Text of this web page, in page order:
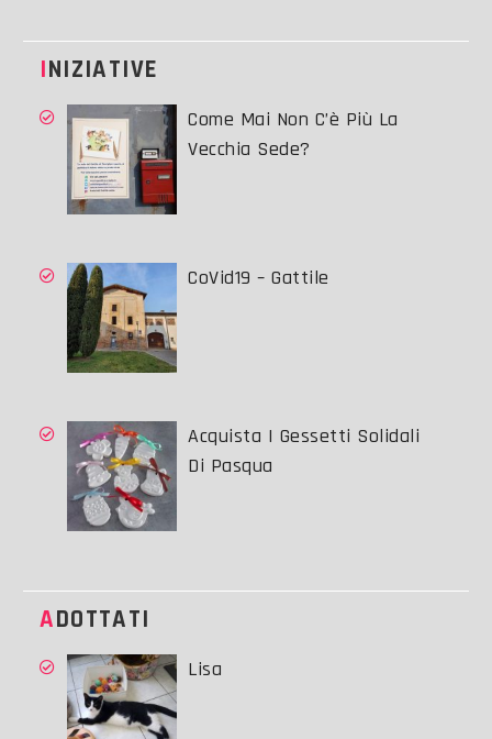
INIZIATIVE
Come Mai Non C’è Più La
Vecchia Sede?
CoVid19 – Gattile
Acquista I Gessetti Solidali
Di Pasqua
ADOTTATI
Lisa